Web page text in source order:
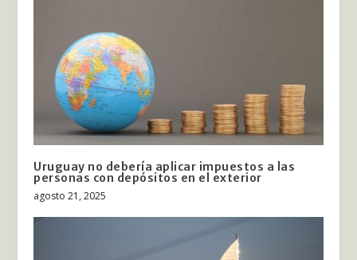
Uruguay no debería aplicar impuestos a las
personas con depósitos en el exterior
agosto 21, 2025